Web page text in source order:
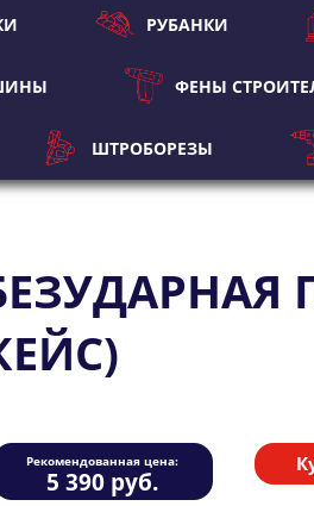
РУБАНКИ
ФЕНЫ
ШТРОБОРЕЗЫ
Рекомендованная цена:
5 390 руб.